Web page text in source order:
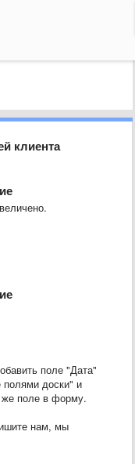
клиента
поле "Дата"
полями доски" и
же поле в форму.
нам, мы